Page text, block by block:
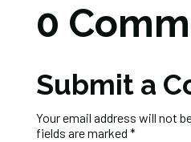
0
Submit a
Your email address will not
fields are marked *